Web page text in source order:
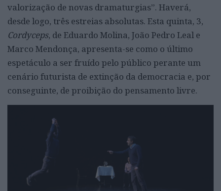
valorização de novas dramaturgias”. Haverá,
desde logo, três estreias absolutas. Esta quinta, 3,
Cordyceps, de Eduardo Molina, João Pedro Leal e
Marco Mendonça, apresenta-se como o último
espetáculo a ser fruído pelo público perante um
cenário futurista de extinção da democracia e, por
conseguinte, de proibição do pensamento livre.